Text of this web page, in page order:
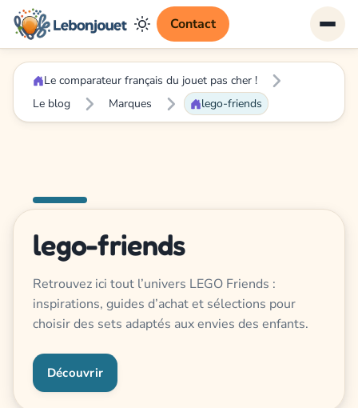
Contact
Le comparateur français du jouet pas cher !
Le blog
Marques lego-friends
lego-friends
Retrouvez ici tout l’univers LEGO Friends :
inspirations, guides d’achat et sélections pour
choisir des sets adaptés aux envies des enfants.
Découvrir